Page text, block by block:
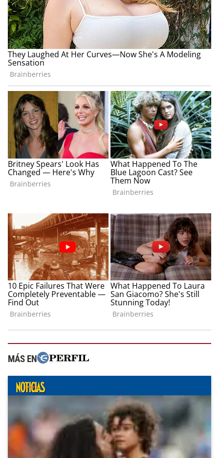
MÁS EN